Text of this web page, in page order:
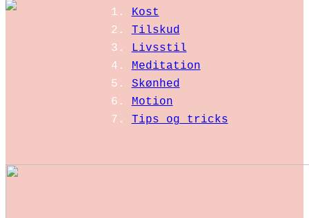
Kost
Tilskud
Livsstil
Meditation
Skønhed
Motion
Tips og tricks